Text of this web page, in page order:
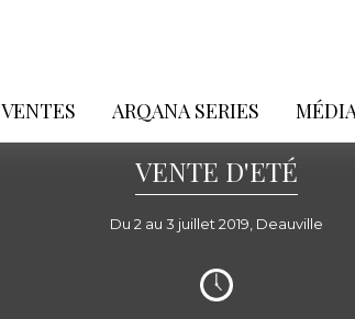
VENTES ARQANA SERIES
VENTE D'ETÉ
Du 2 au 3 juillet 2019, Deauville